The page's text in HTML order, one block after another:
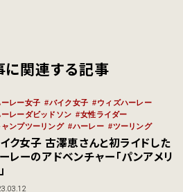
に関連する記事
ーレー女子 バイク女子
ウィズハーレー
レーダビッドソン
女性ライダー
ャンプツーリング
ハーレー ツーリング
ク女子 古澤恵さんと初ライドした
レーのアドベンチャー「パンアメリ